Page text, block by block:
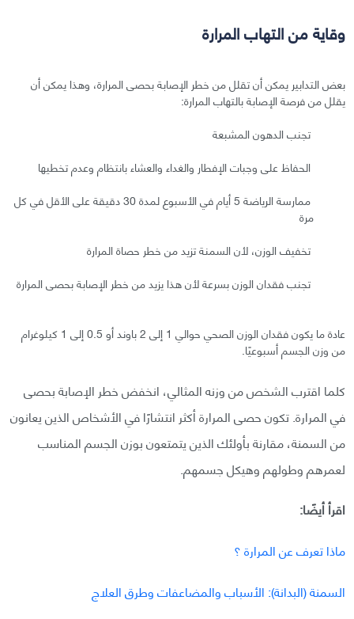
وقاية من التهاب المرارة
بعض التدابير يمكن أن تقلل من خطر الإصابة بحصى المرارة، وهذا يمكن أن
يقلل من فرصة الإصابة بالتهاب المرارة:
تجنب الدهون المشبعة
الحفاظ على وجبات الإفطار والغداء والعشاء بانتظام وعدم تخطيها
ممارسة الرياضة 5 أيام في الأسبوع لمدة 30 دقيقة على الأقل في كل
مرة
تخفيف الوزن، لأن السمنة تزيد من خطر حصاة المرارة
تجنب فقدان الوزن بسرعة لأن هذا يزيد من خطر الإصابة بحصى المرارة
عادة ما يكون فقدان الوزن الصحي حوالي 1 إلى 2 باوند أو 0.5 إلى 1 كيلوغرام
من وزن الجسم أسبوعيًا.
كلما اقترب الشخص من وزنه المثالي، انخفض خطر الإصابة بحصى
في المرارة. تكون حصى المرارة أكثر انتشارًا في الأشخاص الذين يعانون
من السمنة، مقارنة بأولئك الذين يتمتعون بوزن الجسم المناسب
لعمرهم وطولهم وهيكل جسمهم.
اقرأ أيضًا:
ماذا تعرف عن المرارة ؟
السمنة (البدانة): الأسباب والمضاعفات وطرق العلاج